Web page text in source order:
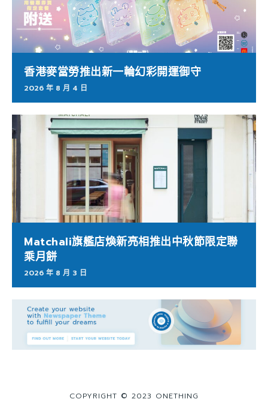
香港麥當勞推出新一輪幻彩開運御守
2026 年 8 月 4 日
Matchali旗艦店煥新亮相推出中秋節限定聯
乘月餅
2026 年 8 月 3 日
COPYRIGHT © 2023 ONETHING